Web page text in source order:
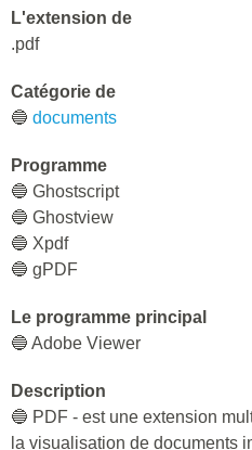
L'extension de
.pdf
Catégorie de
🔵 documents
Programme
🔵 Ghostscript
🔵 Ghostview
🔵 Xpdf
🔵 gPDF
Le programme principal
🔵 Adobe Viewer
Description
🔵 PDF - est une extension
la visualisation de documents